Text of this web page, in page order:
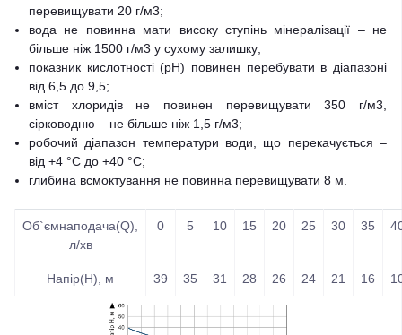
перевищувати 20 г/м3;
вода не повинна мати високу ступінь мінералізації – не
більше ніж 1500 г/м3 у сухому залишку;
показник кислотності (рН) повинен перебувати в діапазоні
від 6,5 до 9,5;
вміст хлоридів не повинен перевищувати 350 г/м3,
сірководню – не більше ніж 1,5 г/м3;
робочий діапазон температури води, що перекачується –
від +4 °С до +40 °С;
глибина всмоктування не повинна перевищувати 8 м.
Об`ємнаподача(Q),
л/хв
0 5 10 15 20 25 30 35
Напір(Н), м 39 35 31 28 26 24 21 16